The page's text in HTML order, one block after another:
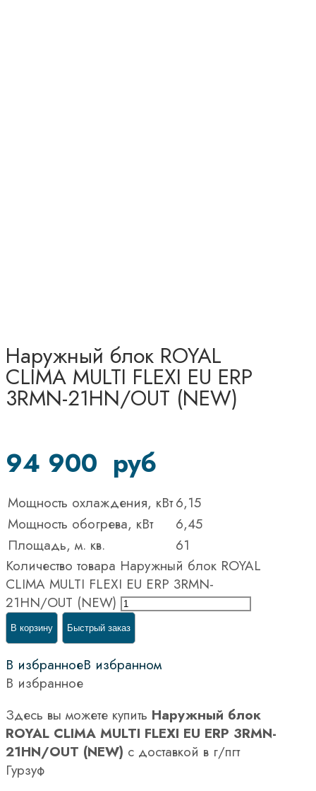
Наружный блок ROYAL
CLIMA MULTI FLEXI EU ERP
3RMN-21HN/OUT (NEW)
94 900 руб
Мощность охлаждения, кВт6,15
Мощность обогрева, кВт
6,45
Площадь, м. кв.
61
Количество товара Наружный блок ROYAL
CLIMA MULTI FLEXI EU ERP 3RMN-
21HN/OUT (NEW)
В корзину Быстрый заказ
В избранноеВ избранном
В избранное
Здесь вы можете купить Наружный блок
ROYAL CLIMA MULTI FLEXI EU ERP 3RMN-
21HN/OUT (NEW) с доставкой в г/пгт
Гурзуф